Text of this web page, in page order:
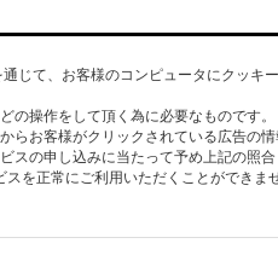
じて、お客様のコンピュータにクッキ
操作をして頂く為に必要なものです。
らお客様がクリックされている広告の
スの申し込みに当たって予め上記の照
を正常にご利用いただくことができま